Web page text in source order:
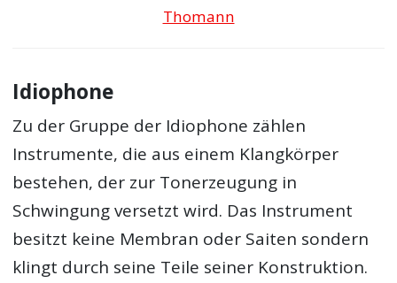
Thomann
Idiophone
Zu der Gruppe der Idiophone zählen
Instrumente, die aus einem Klangkörper
bestehen, der zur Tonerzeugung in
Schwingung versetzt wird. Das Instrument
besitzt keine Membran oder Saiten sondern
klingt durch seine Teile seiner Konstruktion.